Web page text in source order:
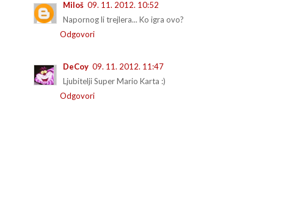
Miloš 09. 11. 2012. 10:52
Napornog li trejlera... Ko igra ovo?
Odgovori
DeCoy 09. 11. 2012. 11:47
Ljubitelji Super Mario Karta :)
Odgovori